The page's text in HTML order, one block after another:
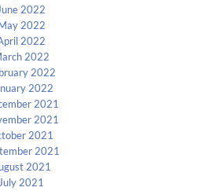
2022
2022
2022
2022
2022
2022
2021
2021
2021
2021
2021
2021